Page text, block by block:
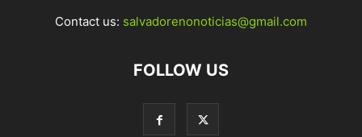
Contact us: salvadorenonoticias@gmail.com
FOLLOW US